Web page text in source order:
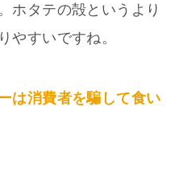
ホタテの殻というより
やすいですね。
は消費者を騙して食い